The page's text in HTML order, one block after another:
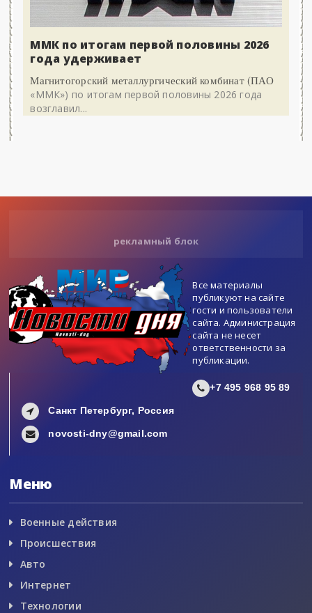
ММК по итогам первой половины 2026
года удерживает
Магнитогорский металлургический комбинат (ПАО
«ММК») по итогам первой половины 2026 года
возглавил...
рекламный блок
Все материалы
публикуют на сайте
гости и пользователи
сайта. Администрация
сайта не несет
ответственности за
публикации.
+7 495 968 95 89
Санкт Петербург, Россия
novosti-dny@gmail.com
Меню
Военные действия
Происшествия
Авто
Интернет
Технологии